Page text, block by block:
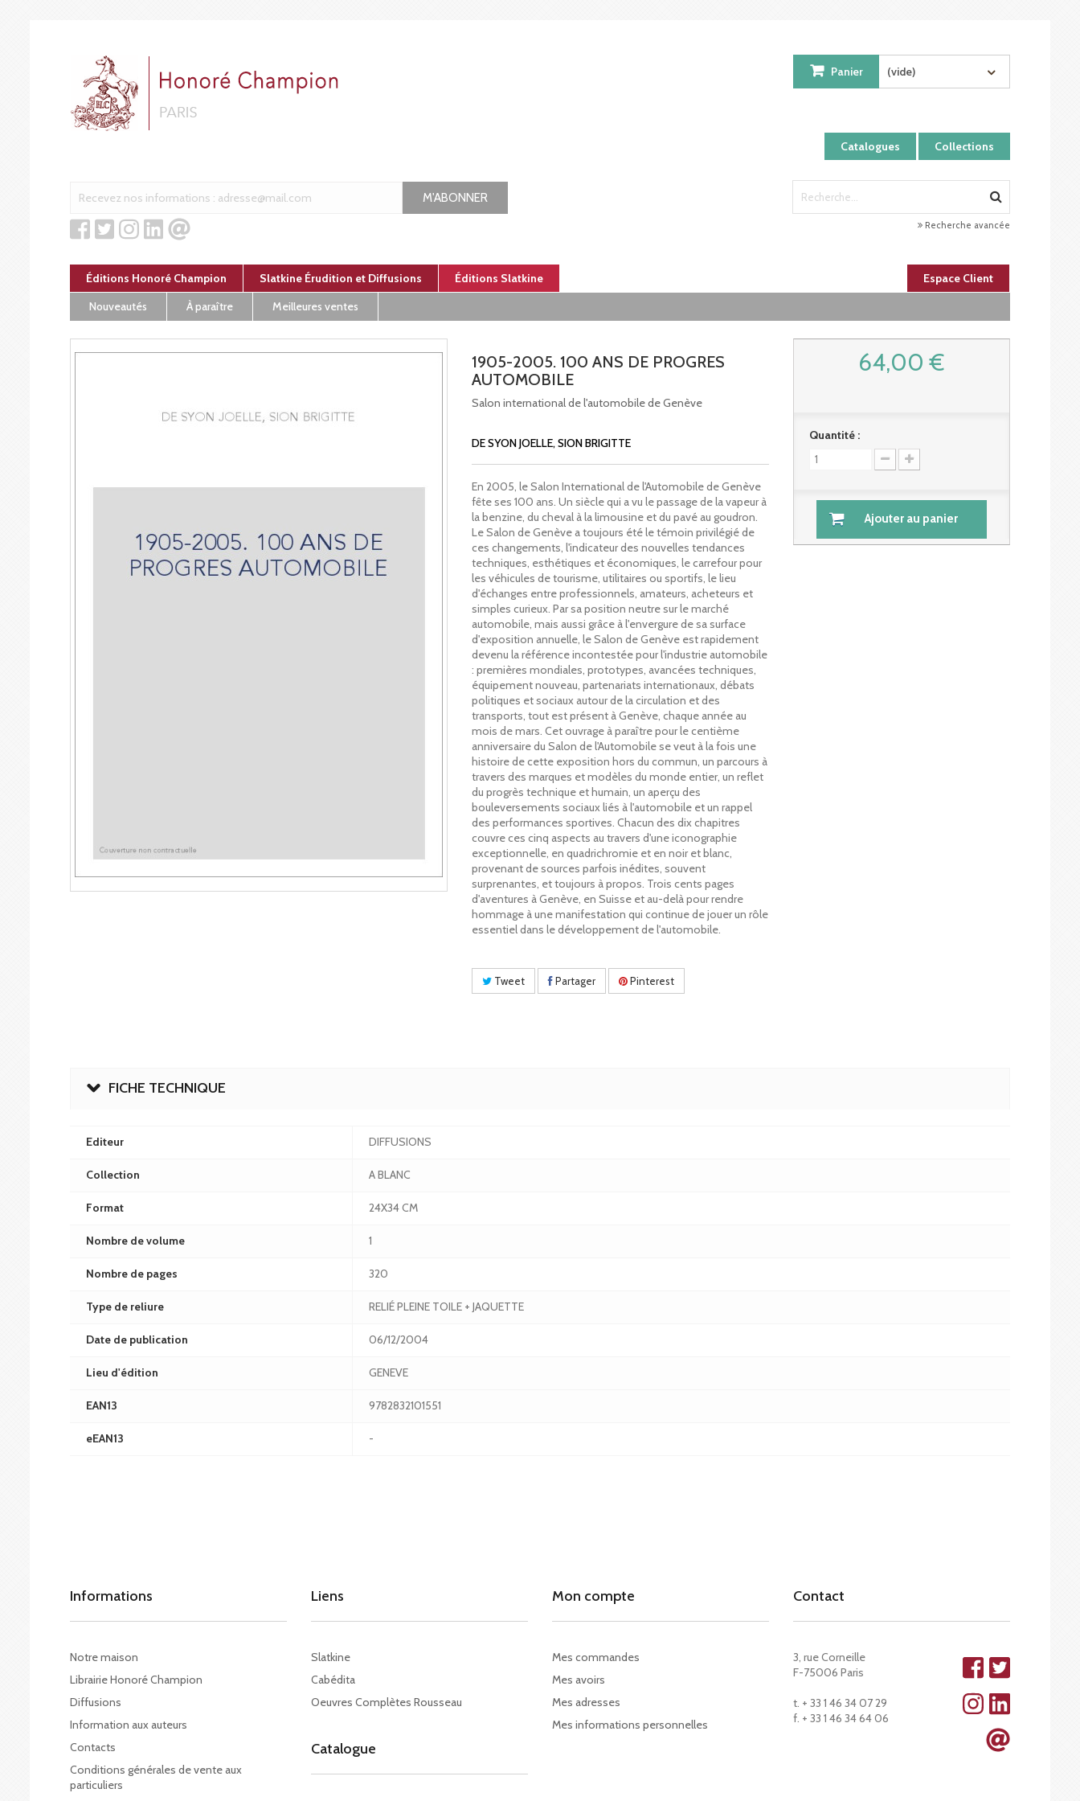
Catalogues Collections
Panier (vide)
M'ABONNER
Recherche avancée
Éditions Honoré Champion Slatkine Érudition et Diffusions Éditions Slatkine
Espace Client
Nouveautés
À paraître Meilleures ventes
1905-2005. 100 ANS DE PROGRES
AUTOMOBILE
Salon international de l'automobile de Genève
DE SYON JOELLE, SION BRIGITTE
En 2005, le Salon International de l'Automobile de Genève
fête ses 100 ans. Un siècle qui a vu le passage de la vapeur à
la benzine, du cheval à la limousine et du pavé au goudron.
Le Salon de Genève a toujours été le témoin privilégié de
ces changements, l'indicateur des nouvelles tendances
techniques, esthétiques et économiques, le carrefour pour
les véhicules de tourisme, utilitaires ou sportifs, le lieu
d'échanges entre professionnels, amateurs, acheteurs et
simples curieux. Par sa position neutre sur le marché
automobile, mais aussi grâce à l'envergure de sa surface
d'exposition annuelle, le Salon de Genève est rapidement
devenu la référence incontestée pour l'industrie automobile
: premières mondiales, prototypes, avancées techniques,
équipement nouveau, partenariats internationaux, débats
politiques et sociaux autour de la circulation et des
transports, tout est présent à Genève, chaque année au
mois de mars. Cet ouvrage à paraître pour le centième
anniversaire du Salon de l'Automobile se veut à la fois une
histoire de cette exposition hors du commun, un parcours à
travers des marques et modèles du monde entier, un reflet
du progrès technique et humain, un aperçu des
bouleversements sociaux liés à l'automobile et un rappel
des performances sportives. Chacun des dix chapitres
couvre ces cinq aspects au travers d'une iconographie
exceptionnelle, en quadrichromie et en noir et blanc,
provenant de sources parfois inédites, souvent
surprenantes, et toujours à propos. Trois cents pages
d'aventures à Genève, en Suisse et au-delà pour rendre
hommage à une manifestation qui continue de jouer un rôle
essentiel dans le développement de l'automobile.
Tweet Partager Pinterest
64,00 €
Quantité :
Ajouter au panier
FICHE TECHNIQUE
Editeur DIFFUSIONS
Collection A BLANC
Format 24X34 CM
Nombre de volume 1
Nombre de pages 320
Type de reliure RELIÉ PLEINE TOILE + JAQUETTE
Date de publication 06/12/2004
Lieu d'édition GENEVE
EAN13 9782832101551
eEAN13 -
Informations
Notre maison
Librairie Honoré Champion
Diffusions
Information aux auteurs
Contacts
Conditions générales de vente aux
particuliers
Liens
Slatkine
Cabédita
Oeuvres Complètes Rousseau
Catalogue
Mon compte
Mes commandes
Mes avoirs
Mes adresses
Mes informations personnelles
Contact
3, rue Corneille
F-75006 Paris
t. + 33 1 46 34 07 29
f. + 33 1 46 34 64 06